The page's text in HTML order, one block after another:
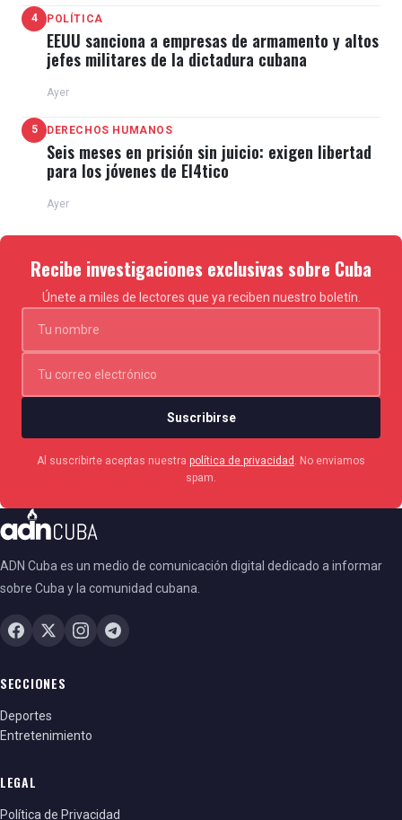
4 POLÍTICA
EEUU sanciona a empresas de armamento y altos
jefes militares de la dictadura cubana
Ayer
5 DERECHOS HUMANOS
Seis meses en prisión sin juicio: exigen libertad
para los jóvenes de El4tico
Ayer
Recibe investigaciones exclusivas sobre Cuba
Únete a miles de lectores que ya reciben nuestro boletín.
Suscribirse
Al suscribirte aceptas nuestra política de privacidad
. No enviamos
spam.
ADN Cuba es un medio de comunicación digital dedicado a informar
sobre Cuba y la comunidad cubana.
SECCIONES
Deportes
Entretenimiento
LEGAL
Política de Privacidad